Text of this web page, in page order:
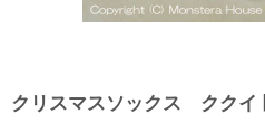
クリスマスソックス ククイ